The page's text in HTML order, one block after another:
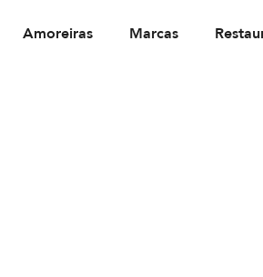
Amoreiras Marcas